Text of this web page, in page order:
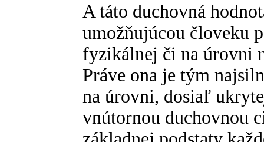
A táto duchovná
umožňujúcou človeku
fyzikálnej či na úrovni
Práve ona je tým
na úrovni, dosiaľ
vnútornou duchovnou